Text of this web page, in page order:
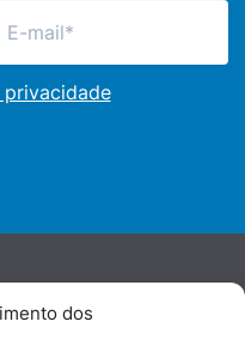
dos
autores e